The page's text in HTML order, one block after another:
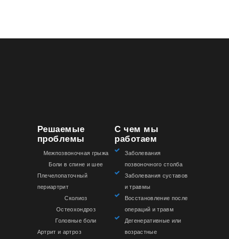
Решаемые
проблемы
Межпозвоночная грыжа
Боли в спине и шее
Плечелопаточный
периартрит
Сколиоз
Остеохондроз
Головные боли
Артрит и артроз
С чем мы
работаем
Заболевания
позвоночного столба
Заболевания суставов
и травмы
Восстановление после
операций и травм
Дегенеративные или
возрастные